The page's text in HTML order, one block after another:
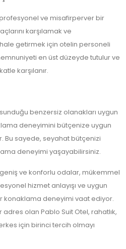
ve misafirperver bir
karşılamak ve
getirmek için otelin personeli
en üst düzeyde tutulur ve
karşılanır.
benzersiz olanakları uygun
deneyimini bütçenize uygun
Bu sayede, seyahat bütçenizi
deneyimi yaşayabilirsiniz.
geniş ve konforlu odalar, mükemmel
hizmet anlayışı ve uygun
konaklama deneyimi vaat ediyor.
olan Pablo Suit Otel, rahatlık,
için birinci tercih olmayı